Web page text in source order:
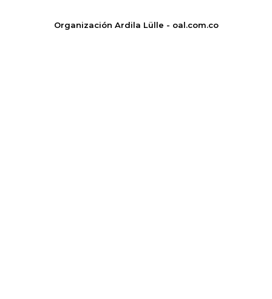
Organización Ardila Lülle - oal.com.co